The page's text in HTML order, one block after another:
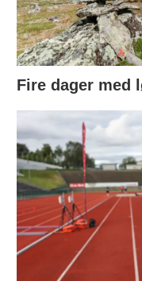
Fire dager med